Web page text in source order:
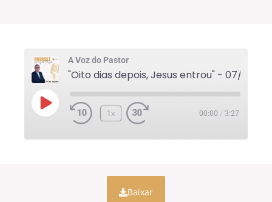
A Voz do Pastor
"Oito dias depois, Jesus entrou" - 07/04
1x 00:00 / 3:27
Baixar